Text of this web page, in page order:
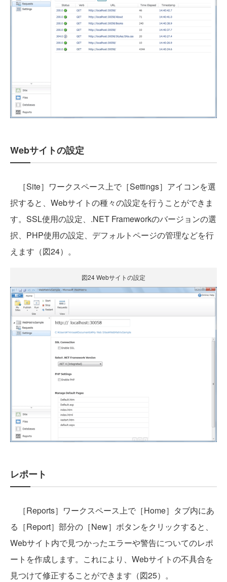
Webサイトの設定
［Site］ワークスペース上で［Settings］アイコンを選
択すると、Webサイトの種々の設定を行うことができま
す。SSL使用の設定、.NET Frameworkのバージョンの選
択、PHP使用の設定、デフォルトページの管理などを行
えます（図24）。
図24 Webサイトの設定
レポート
［Reports］ワークスペース上で［Home］タブ内にあ
る［Report］部分の［New］ボタンをクリックすると、
Webサイト内で見つかったエラーや警告についてのレポ
ートを作成します。これにより、Webサイトの不具合を
見つけて修正することができます（図25）。